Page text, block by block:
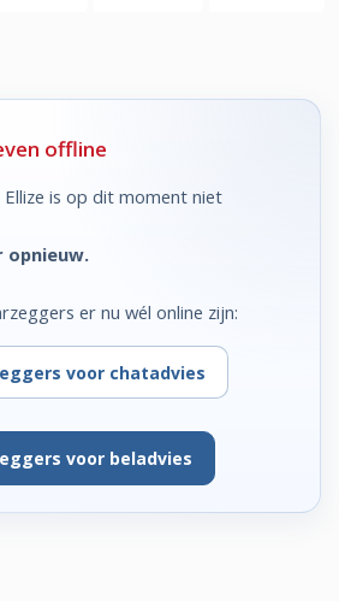
offline
is op dit moment niet
opnieuw.
er nu wél online zijn:
voor chatadvies
voor beladvies